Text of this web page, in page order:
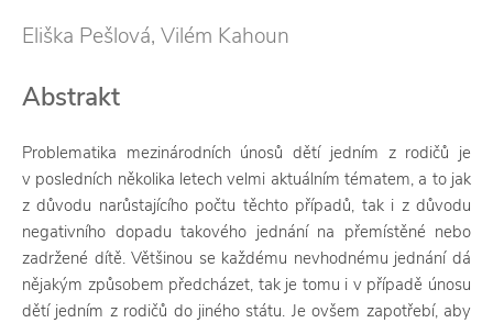
Eliška Pešlová, Vilém Kahoun
Abstrakt
Problematika mezinárodních únosů dětí jedním z rodičů je
v posledních několika letech velmi aktuálním tématem, a to jak
z důvodu narůstajícího počtu těchto případů, tak i z důvodu
negativního dopadu takového jednání na přemístěné nebo
zadržené dítě. Většinou se každému nevhodnému jednání dá
nějakým způsobem předcházet, tak je tomu i v případě únosu
dětí jedním z rodičů do jiného státu. Je ovšem zapotřebí, aby